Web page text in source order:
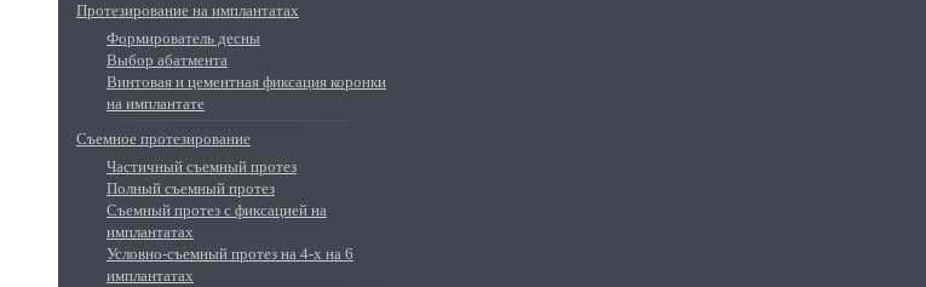
Протезирование на имплантатах
Формирователь десны
Выбор абатмента
Винтовая и цементная фиксация коронки
на имплантате
Съемное протезирование
Частичный съемный протез
Полный съемный протез
Съемный протез с фиксацией на
имплантатах
Условно-съемный протез на 4-х на 6
имплантатах